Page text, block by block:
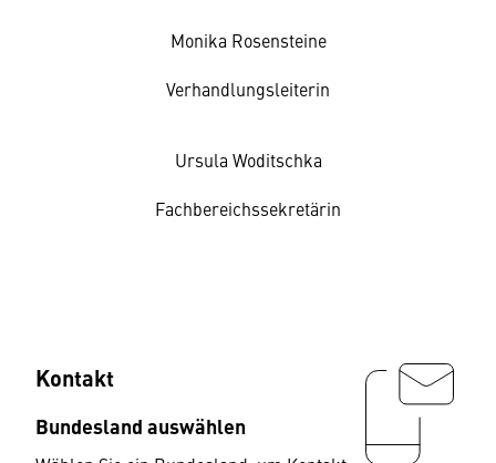
Monika Rosensteine
Verhandlungsleiterin
Ursula Woditschka
Fachbereichssekretärin
Kontakt
Bundesland auswählen